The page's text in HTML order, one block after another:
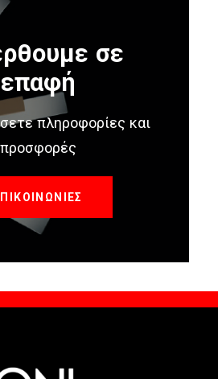
σε
επαφή
πληροφορίες και
προσφορές